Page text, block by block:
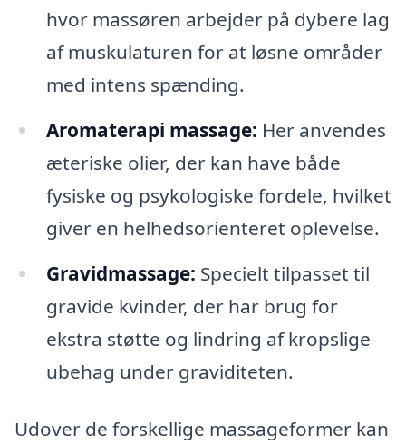
hvor massøren arbejder på dybere lag
af muskulaturen for at løsne områder
med intens spænding.
Aromaterapi massage: Her anvendes
æteriske olier, der kan have både
fysiske og psykologiske fordele, hvilket
giver en helhedsorienteret oplevelse.
Gravidmassage: Specielt tilpasset til
gravide kvinder, der har brug for
ekstra støtte og lindring af kropslige
ubehag under graviditeten.
Udover de forskellige massageformer kan